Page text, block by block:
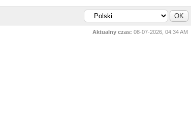
Aktualny czas: 08-07-2026, 04:34 AM